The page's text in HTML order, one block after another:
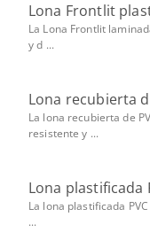
Lona Frontlit
La Lona Frontlit
y d ...
Lona recubierta
La lona recubierta de
resistente y ...
Lona plastificada
La lona plastificada
...